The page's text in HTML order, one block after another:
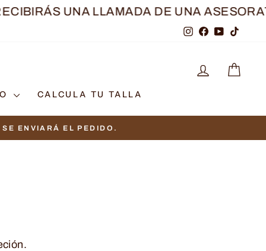
UNA LLAMADA DE UNA ASESORATRAS
Instagram
Facebook
YouTube
INGRESAR
CALCULA TU TALLA
ENVIARÁ EL PEDIDO.